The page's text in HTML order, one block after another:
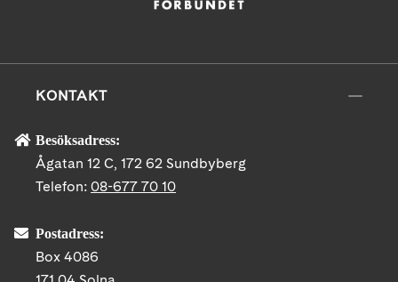
KONTAKT
Besöksadress:
Ågatan 12 C, 172 62 Sundbyberg
Telefon: 08-677 70 10
Postadress:
Box 4086